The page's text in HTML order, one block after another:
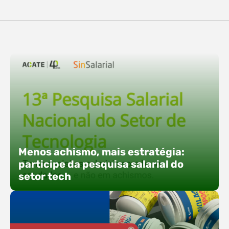
O Polo ACATE-ACIRS confirma presença na
direta: transformar o espaço em um ponto ativo
de conexões e oportunidades. Ao lado do polo, 13
empresas associadas integram o espaço tech,
que estará conectado a um dos palcos
alternativos do evento. A presença conjunta
fortalece o ecossistema e amplia…
Menos achismo, mais estratégia:
participe da pesquisa salarial do
setor tech